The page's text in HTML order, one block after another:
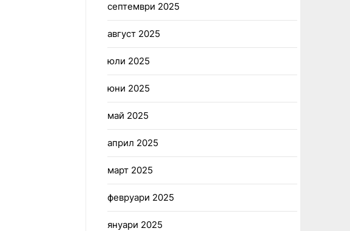
септември 2025
август 2025
юли 2025
юни 2025
май 2025
април 2025
март 2025
февруари 2025
януари 2025